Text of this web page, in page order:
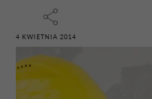
4 KWIETNIA 2014